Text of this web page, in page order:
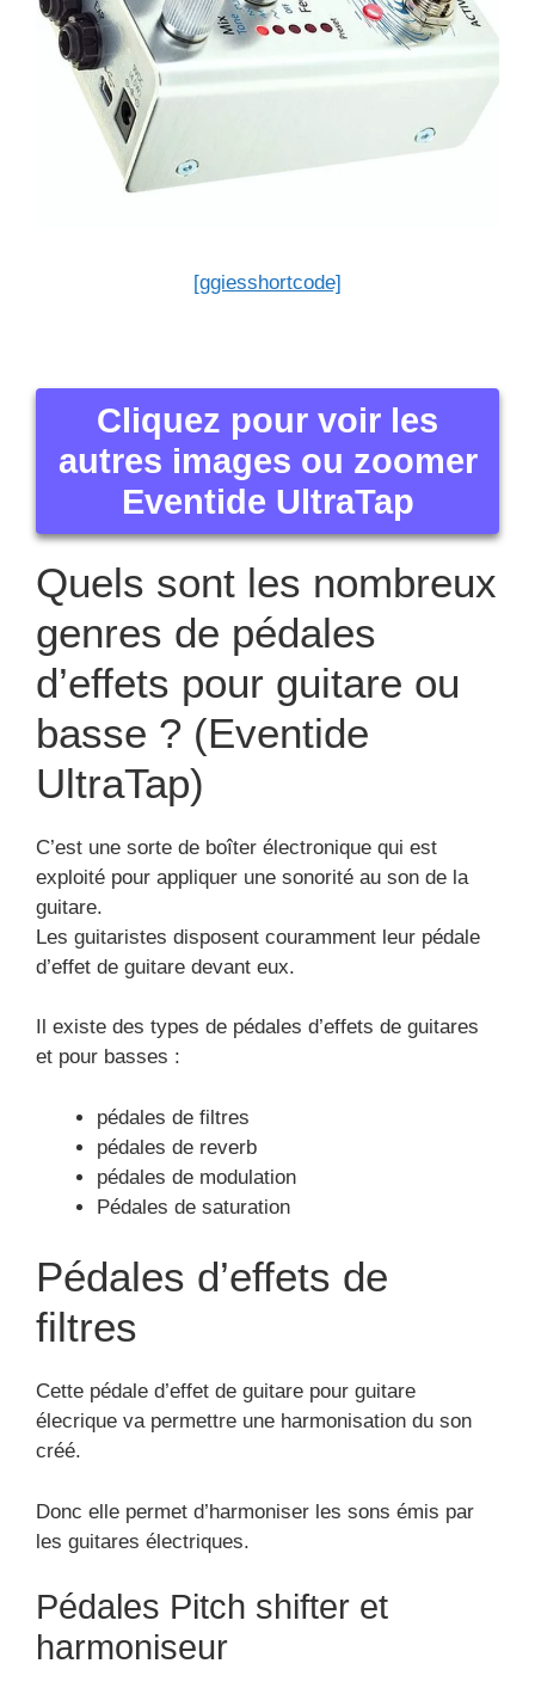
[ggiesshortcode]
Cliquez pour voir les
autres images ou zoomer
Eventide UltraTap
Quels sont les nombreux
genres de pédales
d’effets pour guitare ou
basse ? (Eventide
UltraTap)
C’est une sorte de boîter électronique qui est
exploité pour appliquer une sonorité au son de la
guitare.
Les guitaristes disposent couramment leur pédale
d’effet de guitare devant eux.
Il existe des types de pédales d’effets de guitares
et pour basses :
pédales de filtres
pédales de reverb
pédales de modulation
Pédales de saturation
Pédales d’effets de
filtres
Cette pédale d’effet de guitare pour guitare
élecrique va permettre une harmonisation du son
créé.
Donc elle permet d’harmoniser les sons émis par
les guitares électriques.
Pédales Pitch shifter et
harmoniseur